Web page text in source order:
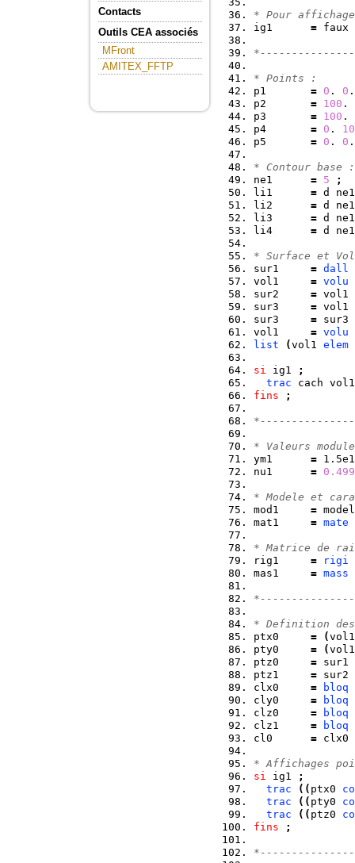
Contacts
Outils CEA associés
MFront
AMITEX_FFTP
* Pour
ig1 = faux
* Points :
p1 = 0 . 0
p2 = 100 .
p3 = 100 .
p4 = 0 .
p5 = 0 . 0
* Contour base :
ne1 = 5
;
li1 = d
li2 = d
li3 = d
li4 = d
* Surface et
sur1 = dall
vol1 = volu
sur2 = vol1
sur3 = vol1
sur3 = sur3
vol1 = volu
list
(vol1 elem
si ig1
;
trac cach
fins
;
* Valeurs
ym1 =
nu1 = 0.499
* Modele et
mod1 =
mat1 = mate
* Matrice de
rig1 = rigi
mas1 = mass
* Definition
ptx0 = (
pty0 = (
ptz0 = sur1
ptz1 = sur2
clx0 = bloq
cly0 = bloq
clz0 = bloq
clz1 = bloq
cl0 = clx0
* Affichages
si ig1
;
trac
( ( ptx0
trac
( ( pty0
trac
( ( ptz0
fins
;